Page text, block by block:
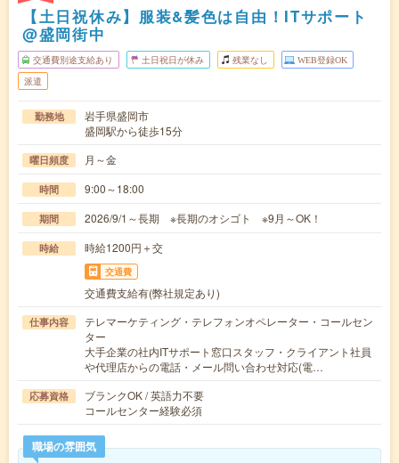
【土日祝休み】服装&髪色は自由！ITサポート
@盛岡街中
交通費別途支給あり 土日祝日が休み 残業なし WEB登録OK
派遣
勤務地
岩手県盛岡市
盛岡駅から徒歩15分
曜日頻度 月～金
時間 9:00～18:00
期間 2026/9/1～長期 ※長期のオシゴト ※9月～OK！
時給 時給1200円＋交
交通費
交通費支給有(弊社規定あり)
仕事内容
テレマーケティング・テレフォンオペレーター・コールセン
ター
大手企業の社内ITサポート窓口スタッフ・クライアント社員
や代理店からの電話・メール問い合わせ対応(電…
応募資格
ブランクOK / 英語力不要
コールセンター経験必須
職場の雰囲気